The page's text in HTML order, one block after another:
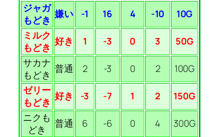
ジャガ
もどき 嫌い -1 16 4 -10
10G
ミルク
もどき 好き 1 -3 0 3
50G
サカナ
もどき 普通 2 -3 0 2
100G
ゼリー
もどき 好き -3 -7 1 2
150G
ニクも
どき
普通 6 -6 0 4
300G